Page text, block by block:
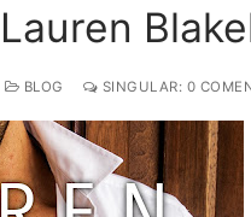
BLOG SINGULAR: 0